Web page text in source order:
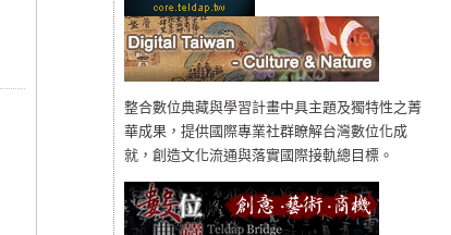
整合數位典藏與學習計畫中具主題及獨特性之菁
華成果，提供國際專業社群瞭解台灣數位化成
就，創造文化流通與落實國際接軌總目標。